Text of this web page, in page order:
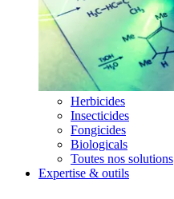
Herbicides
Insecticides
Fongicides
Biologicals
Toutes nos solutions
Expertise & outils